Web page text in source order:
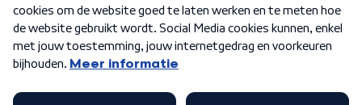
Algemene voorwaarden